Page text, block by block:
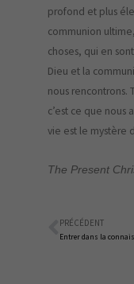
profond et plus
communion
choses, qui en
Dieu et la
nous rencontrons.
c’est ce que nous
vie est le mystère
The Present
PRÉCÉDENT